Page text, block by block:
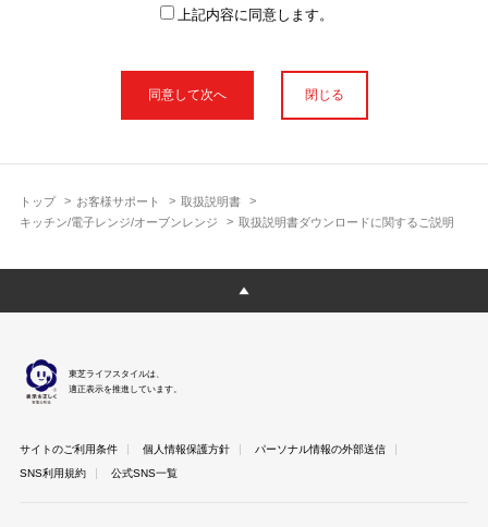
トップ お客様サポート
取扱説明書
キッチン/電子レンジ/オーブンレンジ
取扱説明書ダウンロードに関するご説明
使用上のご注意や安全上のご注意、また測定基準や数値等は取扱
説明書が作成された時点での基準に応じた内容となっております
明書以外の印刷物が同梱されている場合がありますが、本サイト
ではそれらを全て公開しておりませんのであらかじめご了承くだ
本サイトのサービスは予告なく中止または内容を変更する場合が
ございますのであらかじめご了承ください。
さま以外からのお問い合わせにはお答えできない場合があります
のであらかじめご了承ください。
上記内容に同意します。
閉じる
東芝ライフスタイルは、
適正表示を推進しています。
サイトのご利用条件 個人情報保護方針
パーソナル情報の外部送信
SNS利用規約
公式SNS一覧